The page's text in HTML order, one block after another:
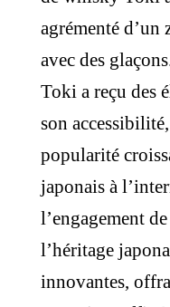
agrémenté d’un
avec des
Toki a reçu des
son
popularité
japonais à
l’engagement
l’héritage
innovantes,